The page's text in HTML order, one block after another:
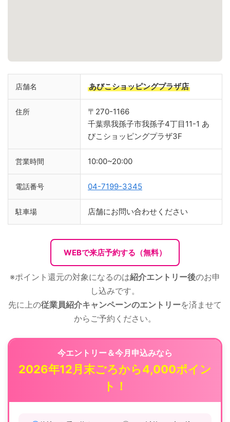
店舗名 あびこショッピングプラザ店
住所
〒270-1166
千葉県我孫子市我孫子4丁目11-1 あ
びこショッピングプラザ3F
営業時間 10:00~20:00
電話番号 04-7199-3345
駐車場 店舗にお問い合わせください
WEBで来店予約する（無料）
※ポイント還元の対象になるのは紹介エントリー後のお申
し込みです。
先に上の従業員紹介キャンペーンのエントリーを済ませて
からご予約ください。
今エントリー＆今月申込みなら
2026年12月末ごろから4,000ポイン
ト！